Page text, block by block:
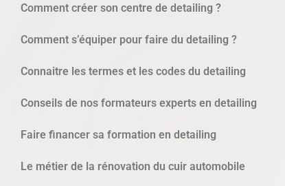
Comment créer son centre de detailing ?
Comment s’équiper pour faire du detailing ?
Connaitre les termes et les codes du detailing
Conseils de nos formateurs experts en detailing
Faire financer sa formation en detailing
Le métier de la rénovation du cuir automobile